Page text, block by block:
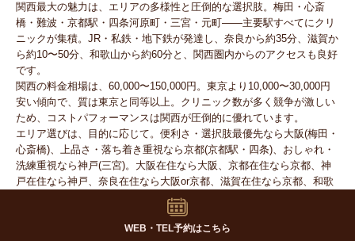
関西最大の魅力は、エリアの多様性と圧倒的な選択肢。梅田・心斎
橋・難波・京都駅・四条河原町・三宮・元町——主要駅すべてにクリ
ニックが集積。JR・私鉄・地下鉄が発達し、奈良から約35分、滋賀か
ら約10〜50分、和歌山から約60分と、関西圏内からのアクセスも良好
です。
関西の料金相場は、60,000〜150,000円。東京より10,000〜30,000円
安い傾向で、質は東京と同等以上。クリニック数が多く競争が激しい
ため、コストパフォーマンスは関西が圧倒的に優れています。
エリア選びは、目的に応じて。便利さ・選択肢最優先なら大阪(梅田・
心斎橋)、上品さ・落ち着き重視なら京都(京都駅・四条)、おしゃれ・
洗練重視なら神戸(三宮)。大阪在住なら大阪、京都在住なら京都、神
戸在住なら神戸、奈良在住なら大阪or京都、滋賀在住なら京都、和歌
山在住なら大阪——居住地からのアクセスも重要です。
クリニック選びでは、エリアを絞り込み、複数のクリニックでカウン
セリングを受け、医師の経験・実績、症例写真、カウンセリングの
WEB・TEL予約はこちら